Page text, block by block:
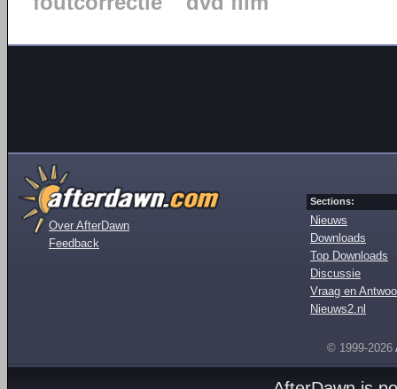
Over AfterDawn
Feedback
Sections:
Nieuws
Downloads
Top Downloads
Discussie
Vraag en
Nieuws2.nl
© 1999-2026